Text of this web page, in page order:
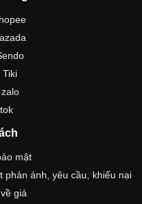
Tiki
mật
phản ánh, yêu cầu, khiếu nại
giá